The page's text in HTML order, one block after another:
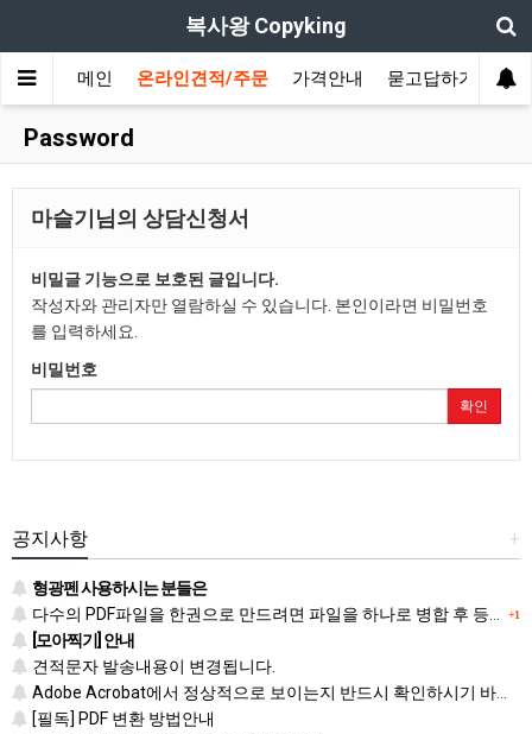
복사왕 Copyking
메인 온라인견적/주문 가격안내 묻고답하기 및 이
Password
마슬기님의 상담신청서
비밀글 기능으로 보호된 글입니다.
작성자와 관리자만 열람하실 수 있습니다. 본인이라면 비밀번호
를 입력하세요.
비밀번호
확인
+
공지사항
형광펜 사용하시는 분들은
+1
다수의 PDF파일을 한권으로 만드려면 파일을 하나로 병합 후 등록하시기 바랍니다.
[모아찍기] 안내
견적문자 발송내용이 변경됩니다.
Adobe Acrobat에서 정상적으로 보이는지 반드시 확인하시기 바랍니다.
[필독] PDF 변환 방법안내